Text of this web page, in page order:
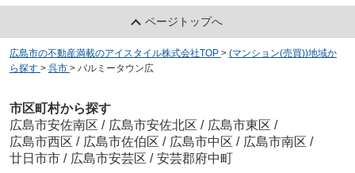
ページトップへ
広島市の不動産満載のアイスタイル株式会社TOP > (マンション(売買))地域か
ら探す > 呉市 > バルミータウン広
市区町村から探す
広島市安佐南区 / 広島市安佐北区 / 広島市東区 /
広島市西区 / 広島市佐伯区 / 広島市中区 / 広島市南区 /
廿日市市 / 広島市安芸区 / 安芸郡府中町